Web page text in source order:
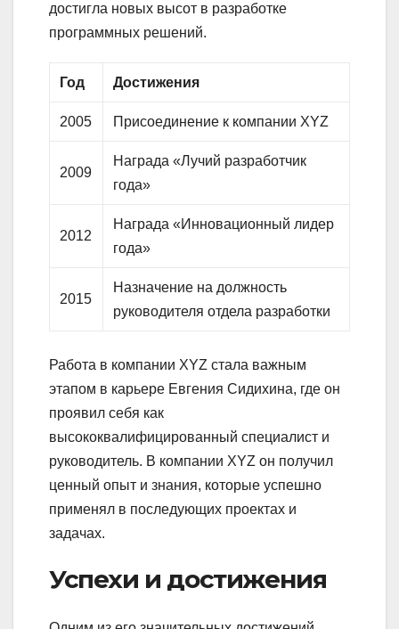
достигла новых высот в разработке
программных решений.
Год Достижения
2005 Присоединение к компании XYZ
2009
Награда «Лучий разработчик
года»
2012
Награда «Инновационный лидер
года»
2015
Назначение на должность
руководителя отдела разработки
Работа в компании XYZ стала важным
этапом в карьере Евгения Сидихина, где он
проявил себя как
высококвалифицированный специалист и
руководитель. В компании XYZ он получил
ценный опыт и знания, которые успешно
применял в последующих проектах и
задачах.
Успехи и достижения